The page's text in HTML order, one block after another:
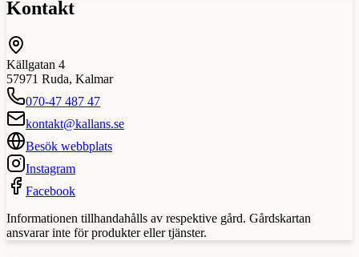
Kontakt
Källgatan 4
57971 Ruda, Kalmar
070-47 487 47
kontakt@kallans.se
Besök webbplats
Instagram
Facebook
Informationen tillhandahålls av respektive gård. Gårdskartan
ansvarar inte för produkter eller tjänster.